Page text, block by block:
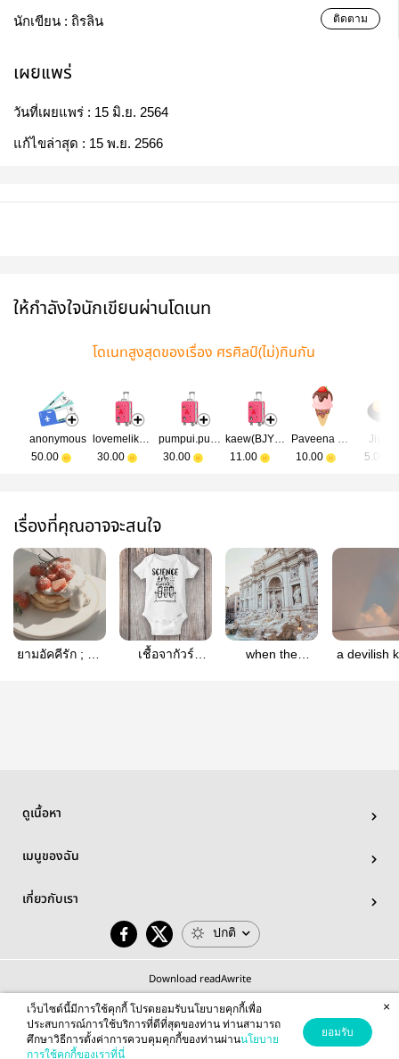
นักเขียน : ถิรลิน ติดตาม
เผยแพร่
วันที่เผยแพร่ : 15 มิ.ย. 2564
แก้ไขล่าสุด : 15 พ.ย. 2566
ให้กำลังใจนักเขียนผ่านโดเนท
โดเนทสูงสุดของเรื่อง ศรศิลป์(ไม่)กินกัน
anonymous
50.00
lovemelikenudo
30.00
pumpui.pumpui
30.00
kaew(BJYX)FC
11.00
Paveena Leslie Koedtin
10.00
5.00
เรื่องที่คุณอาจจะสนใจ
ยามอัคคีรัก ; ป๋อ
เชื้อจากัวร์
when the
a devilish
ดูเนื้อหา
เมนูของฉัน
เกี่ยวกับเรา
ปกติ
Download readAwrite
© 2026 readAwrite.com by MEB Corporation Public Company Limited
เว็บไซต์นี้มีการใช้คุกกี้ โปรดยอมรับนโยบายคุกกี้เพื่อ
ประสบการณ์การใช้บริการที่ดีที่สุดของท่าน ท่านสามารถ
ศึกษาวิธีการตั้งค่าการควบคุมคุกกี้ของท่านผ่านนโยบาย
การใช้คุกกี้ของเราที่นี่
ยอมรับ
×